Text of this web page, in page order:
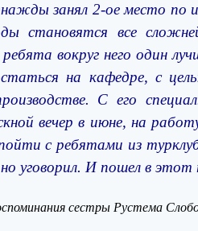
занял 2-ое место по
становятся все
вокруг него один
на кафедре, с
С его
вечер в июне, на
с ребятами из
уговорил. И пошел в
сестры Рустема